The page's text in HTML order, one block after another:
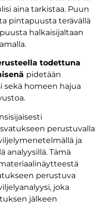
aina tarkistaa. Puun
pintapuusta terävällä
halkaisijaltaan
todettuna
pidetään
sekä homeen hajua
perustuvalla
ja
analyysillä. Tämä
perustuva
joka
jälkeen